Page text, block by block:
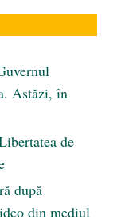
Astăzi, în
de
după
din mediul